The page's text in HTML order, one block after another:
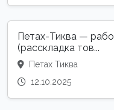
Петах-Тиква —
(расскладка тов...
Петах Тиква
12.10.2025